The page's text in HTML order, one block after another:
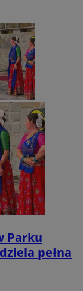
Parku
pełna